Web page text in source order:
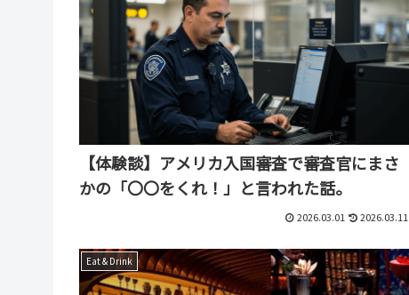
【体験談】アメリカ入国審査で審査官にまさ
かの「〇〇をくれ！」と言われた話。
2026.03.01 2026.03.11
Eat & Drink